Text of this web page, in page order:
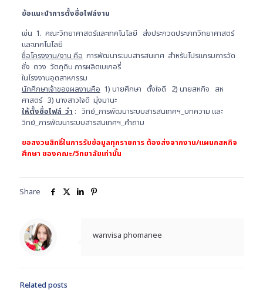
ข้อแนะนำการตั้งชื่อไฟล์งาน
เช่น 1. คณะวิทยาศาสตร์และเทคโนโลยี ส่งประกวดประเภทวิทยาศาสตร์
และเทคโนโลยี
ชื่อโครงงาน/งาน คือ การพัฒนาระบบสารสนเทศ สำหรับโปรแกรมการวัด
ชั่ง ตวง วัตถุดิบ การผลิตเบเกอรี่
ในโรงงานอุตสาหกรรม
นักศึกษาเจ้าของผลงานคือ 1) นายศึกษา ตั้งใจดี 2) นายสหกิจ สห
ศาสตร์ 3) นางสาวใจดี มุ่งมานะ
ให้ตั้งชื่อไฟล์ ว่า : วิทย์_การพัฒนาระบบสารสนเทศฯ_บทความ และ
วิทย์_การพัฒนาระบบสารสนเทศฯ_คำถาม
ขอสงวนสิทธิ์ในการรับข้อมูลทุกรายการ ต้องส่งจากงาน/แผนกสหกิจ
ศึกษา ของคณะ/วิทยาลัยเท่านั้น
Share
wanvisa phomanee
Related posts